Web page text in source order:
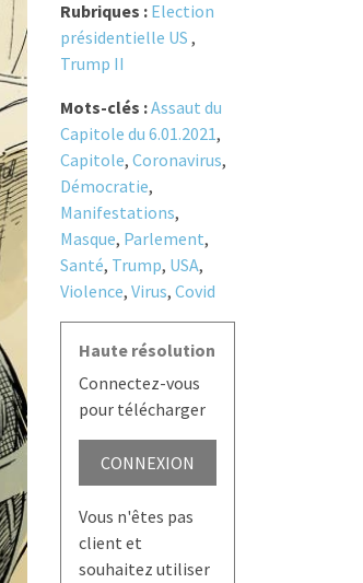
Rubriques : Election
présidentielle US ,
Trump II
Mots-clés :Assaut du
Capitole du 6.01.2021,
Capitole, Coronavirus,
Démocratie,
Manifestations,
Masque, Parlement,
Santé, Trump, USA,
Violence, Virus, Covid
Haute résolution
Connectez-vous
pour télécharger
CONNEXION
Vous n'êtes pas
client et
souhaitez utiliser